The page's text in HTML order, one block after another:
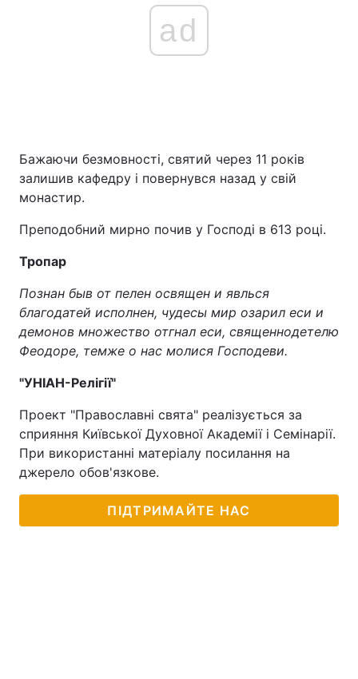
ad
Бажаючи безмовності, святий через 11 років
залишив кафедру і повернувся назад у свій
монастир.
Преподобний мирно почив у Господі в 613 році.
Тропар
Познан быв от пелен освящен и явлься
благодатей исполнен, чудесы мир озарил еси и
демонов множество отгнал еси, священнодетелю
Феодоре, темже о нас молися Господеви.
"УНІАН-Релігії"
Проект "Православні свята" реалізується за
сприяння Київської Духовної Академії і Семінарії.
При використанні матеріалу посилання на
джерело обов'язкове.
ПІДТРИМАЙТЕ НАС